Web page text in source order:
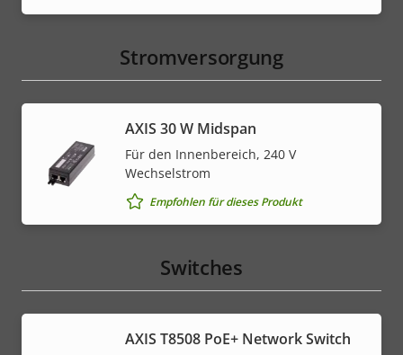
Stromversorgung
AXIS 30 W Midspan
Für den Innenbereich, 240 V
Wechselstrom
Empfohlen für dieses Produkt
Switches
AXIS T8508 PoE+ Network Switch